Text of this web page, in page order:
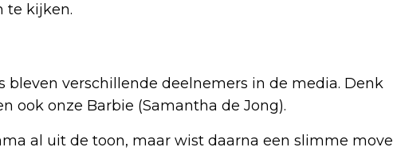
te kijken.
bleven verschillende deelnemers in de media. Denk
ook onze Barbie (Samantha de Jong).
al uit de toon, maar wist daarna een slimme move